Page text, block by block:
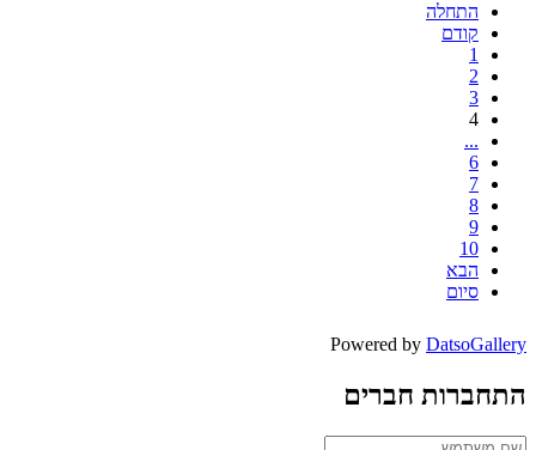
התחלה
קודם
1
2
3
4
...
6
7
8
9
10
הבא
סיום
Powered by DatsoGallery
התחברות חברים